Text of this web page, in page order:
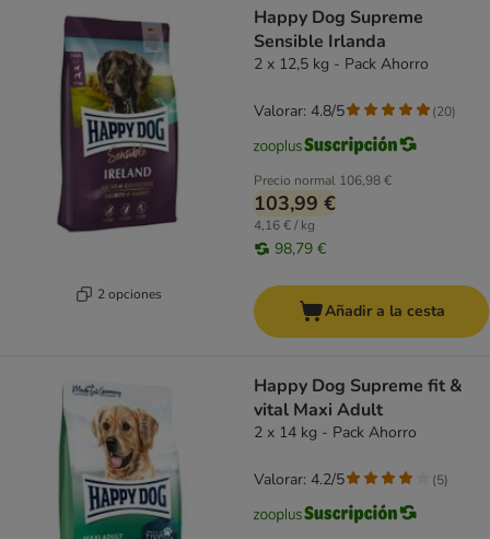
2 opciones
Happy Dog Supreme
Sensible Irlanda
2 x 12,5 kg - Pack Ahorro
Precio normal 106,98 €
103,99 €
4,16 € / kg
98,79 €
Valorar: 4.8/5 (20)
Añadir a la cesta
Happy Dog Supreme fit &
vital Maxi Adult
2 x 14 kg - Pack Ahorro
Valorar: 4.2/5 (5)